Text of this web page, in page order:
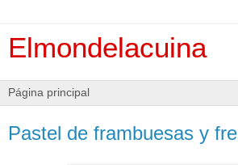
Elmondelacuina
Pastel de frambuesas y